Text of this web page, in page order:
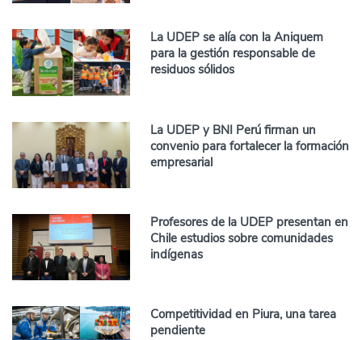
La UDEP se alía con la Aniquem
para la gestión responsable de
residuos sólidos
La UDEP y BNI Perú firman un
convenio para fortalecer la formación
empresarial
Profesores de la UDEP presentan en
Chile estudios sobre comunidades
indígenas
Competitividad en Piura, una tarea
pendiente